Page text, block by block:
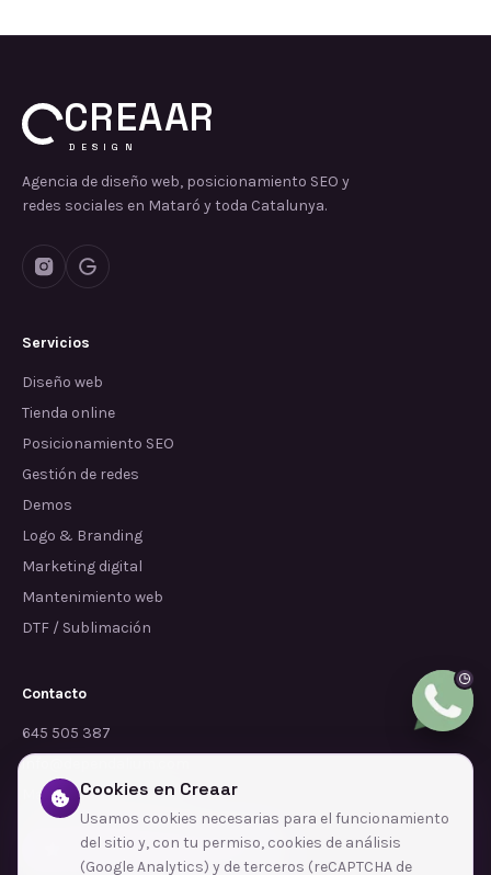
CREAAR
DESIGN
Agencia de diseño web, posicionamiento SEO y
redes sociales en Mataró y toda Catalunya.
Servicios
Diseño web
Tienda online
Posicionamiento SEO
Gestión de redes
Demos
Logo & Branding
Marketing digital
Mantenimiento web
DTF / Sublimación
Contacto
645 505 387
info@dependalium.com
Mataró (Barcelona)
Déjanos tu reseña en Google
Cookies en Creaar
Usamos cookies necesarias para el funcionamiento
del sitio y, con tu permiso, cookies de análisis
(Google Analytics) y de terceros (reCAPTCHA de